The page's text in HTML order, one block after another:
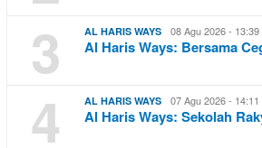
3 AL HARIS WAYS 08 Agu 2026 - 13:39
Al Haris Ways: Bersama
4 AL HARIS WAYS 07 Agu 2026 - 14:11
Al Haris Ways: Sekolah